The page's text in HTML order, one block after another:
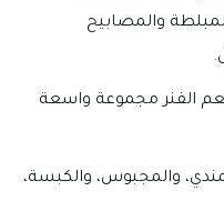
والمصابيح
الفنر مجموعة واسعة
والمجبوس، والكبسة،